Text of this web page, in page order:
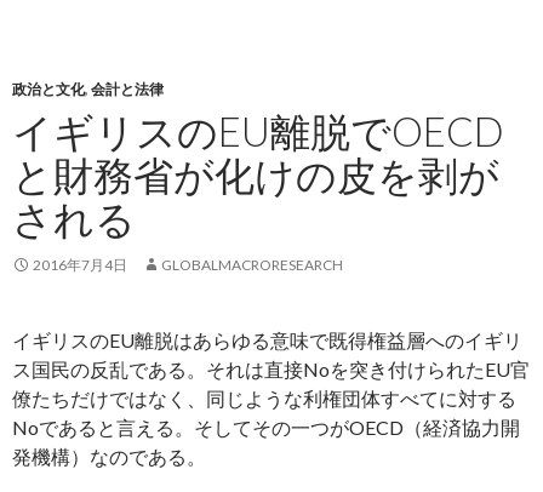
政治と文化, 会計と法律
イギリスのEU離脱でOECD
と財務省が化けの皮を剥が
される
2016年7月4日 GLOBALMACRORESEARCH
イギリスのEU離脱はあらゆる意味で既得権益層へのイギリ
ス国民の反乱である。それは直接Noを突き付けられたEU官
僚たちだけではなく、同じような利権団体すべてに対する
Noであると言える。そしてその一つがOECD（経済協力開
発機構）なのである。